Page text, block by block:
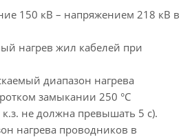
150 кВ – напряжением 218 кВ в
нагрев жил кабелей при
диапазон нагрева
замыкании 250 °С
не должна превышать 5 с).
нагрева проводников в